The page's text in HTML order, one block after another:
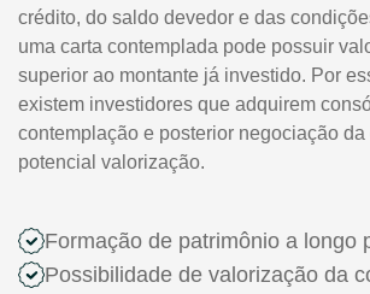
crédito, do saldo devedor e das
uma carta contemplada pode possuir
superior ao montante já investido. Por
existem investidores que adquirem
contemplação e posterior negociação
potencial valorização.
Formação de patrimônio a longo
Possibilidade de valorização da